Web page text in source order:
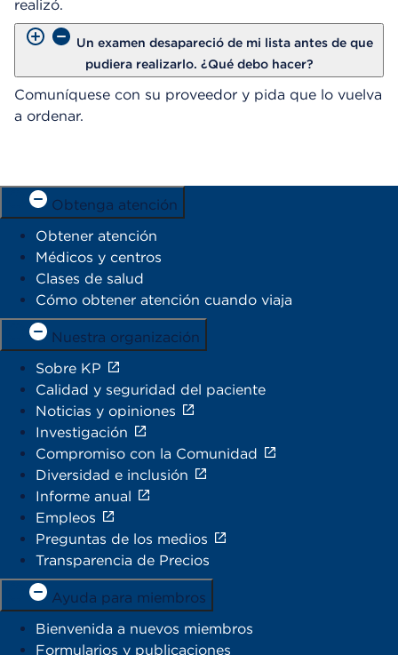
realizó.
Un examen desapareció de mi lista antes de que
pudiera realizarlo. ¿Qué debo hacer?
Comuníquese con su proveedor y pida que lo vuelva
a ordenar.
Obtenga atención
Obtener atención
Médicos y centros
Clases de salud
Cómo obtener atención cuando viaja
Nuestra organización
Sobre KP
Calidad y seguridad del paciente
Noticias y opiniones
Investigación
Compromiso con la Comunidad
Diversidad e inclusión
Informe anual
Empleos
Preguntas de los medios
Transparencia de Precios
Ayuda para miembros
Bienvenida a nuevos miembros
Formularios y publicaciones